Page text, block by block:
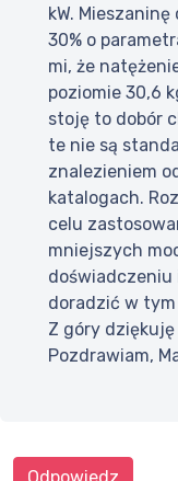
kW.
30% o
mi, że
poziomie 30,6
stoję to dobór
te nie są
znalezieniem
katalogach.
celu
mniejszych
doświadczeniu
doradzić w
Z góry
Pozdrawiam,